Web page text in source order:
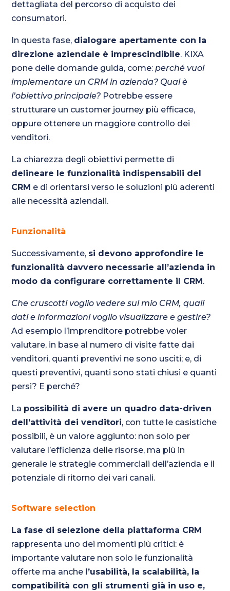
dettagliata del percorso di acquisto dei
consumatori.
In questa fase, dialogare apertamente con la
direzione aziendale è imprescindibile. KIXA
pone delle domande guida, come:perché vuoi
implementare un CRM in azienda? Qual è
l’obiettivo principale? Potrebbe essere
strutturare un customer journey più efficace,
oppure ottenere un maggiore controllo dei
venditori.
La chiarezza degli obiettivi permette di
delineare le funzionalità indispensabili del
CRM e di orientarsi verso le soluzioni più aderenti
alle necessità aziendali.
Funzionalità
Successivamente, si devono approfondire le
funzionalità davvero necessarie all’azienda in
modo da configurare correttamente il CRM.
Che cruscotti voglio vedere sul mio CRM, quali
dati e informazioni voglio visualizzare e gestire?
Ad esempio l’imprenditore potrebbe voler
valutare, in base al numero di visite fatte dai
venditori, quanti preventivi ne sono usciti; e, di
questi preventivi, quanti sono stati chiusi e quanti
persi? E perché?
La possibilità di avere un quadro data-driven
dell’attività dei venditori, con tutte le casistiche
possibili, è un valore aggiunto: non solo per
valutare l’efficienza delle risorse, ma più in
generale le strategie commerciali dell’azienda e il
potenziale di ritorno dei vari canali.
Software selection
La fase di selezione della piattaforma CRM
rappresenta uno dei momenti più critici: è
importante valutare non solo le funzionalità
offerte ma anche l’usabilità, la scalabilità, la
compatibilità con gli strumenti già in uso e,